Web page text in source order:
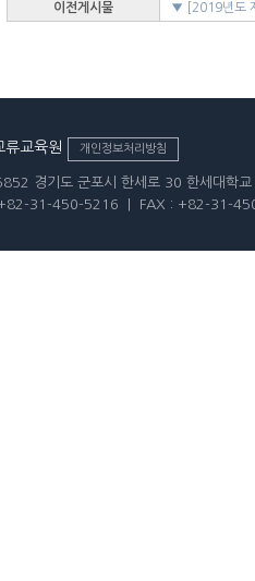
▲ [국제교류교
이전게시물 ▼ [2019년도
류교육원 개인정보처리방침
경기도 군포시 한세로 30 한세대학
+82-31-450-5216 | FAX : +82-31-